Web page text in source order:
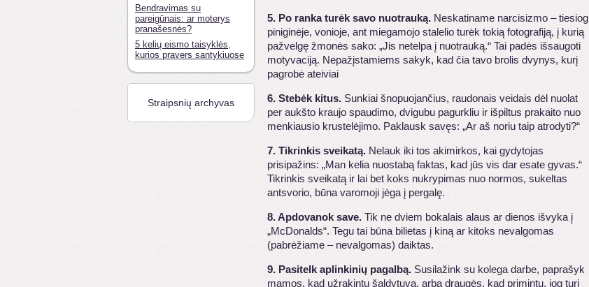
Bendravimas su
pareigūnais: ar moterys
pranašesnės?
5 kelių eismo taisyklės,
kurios pravers santykiuose
Straipsnių archyvas
5. Po ranka turėk savo nuotrauką. Neskatiname narcisizmo – tiesiog
piniginėje, vonioje, ant miegamojo stalelio turėk tokią fotografiją, į kurią
pažvelgę žmonės sako: „Jis netelpa į nuotrauką.“ Tai padės išsaugoti
motyvaciją. Nepažįstamiems sakyk, kad čia tavo brolis dvynys, kurį
pagrobė ateiviai
6. Stebėk kitus. Sunkiai šnopuojančius, raudonais veidais dėl nuolat
per aukšto kraujo spaudimo, dvigubu pagurkliu ir išpiltus prakaito nuo
menkiausio krustelėjimo. Paklausk savęs: „Ar aš noriu taip atrodyti?“
7. Tikrinkis sveikatą. Nelauk iki tos akimirkos, kai gydytojas
prisipažins: „Man kelia nuostabą faktas, kad jūs vis dar esate gyvas.“
Tikrinkis sveikatą ir lai bet koks nukrypimas nuo normos, sukeltas
antsvorio, būna varomoji jėga į pergalę.
8. Apdovanok save. Tik ne dviem bokalais alaus ar dienos išvyka į
„McDonalds“. Tegu tai būna bilietas į kiną ar kitoks nevalgomas
(pabrėžiame – nevalgomas) daiktas.
9. Pasitelk aplinkinių pagalbą. Susilažink su kolega darbe, paprašyk
mamos, kad užrakintų šaldytuvą, arba draugės, kad primintų, jog turi